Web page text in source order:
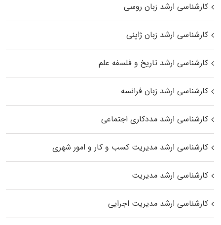
کارشناسی ارشد زبان روسی
کارشناسی ارشد زبان ژاپنی
کارشناسی ارشد تاریخ و فلسفه علم
کارشناسی ارشد زبان فرانسه
کارشناسی ارشد مددکاری اجتماعی
کارشناسی ارشد مدیریت کسب و کار و امور شهری
کارشناسی ارشد مدیریت
کارشناسی ارشد مدیریت اجرایی